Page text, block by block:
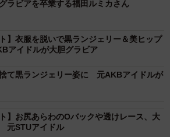
ラビアを卒業する福田ルミカさん
】衣服を脱いで黒ランジェリー＆美ヒップ
アイドルが大胆グラビア
て黒ランジェリー姿に 元AKBアイドルが
】お尻あらわのOバックや透けレース、大
元STUアイドル